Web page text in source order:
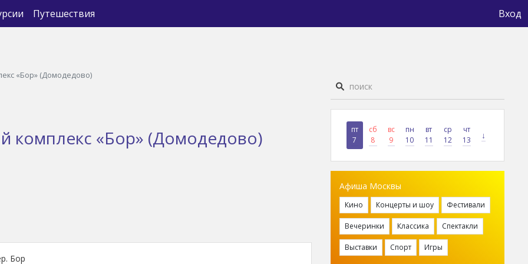
Путешествия Вход
«Бор» (Домодедово)
комплекс «Бор» (Домодедово)
Бор
пт
7
сб
8
вс
9
пн
10
вт
11
ср
12
чт
13
↓
Афиша Москвы
Кино Концерты и шоу Фестивали
Вечеринки Классика Спектакли
Выставки Спорт
Игры